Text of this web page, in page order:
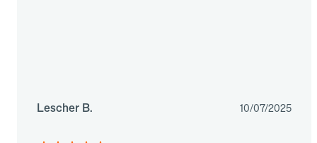
Lescher B. 10/07/2025